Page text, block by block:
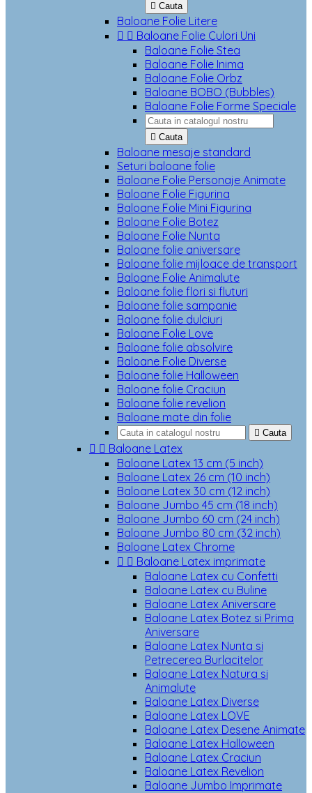
 Cauta
Baloane Folie Litere
  Baloane Folie Culori Uni
Baloane Folie Stea
Baloane Folie Inima
Baloane Folie Orbz
Baloane BOBO (Bubbles)
Baloane Folie Forme Speciale
 Cauta
Baloane mesaje standard
Seturi baloane folie
Baloane Folie Personaje Animate
Baloane Folie Figurina
Baloane Folie Mini Figurina
Baloane Folie Botez
Baloane Folie Nunta
Baloane folie aniversare
Baloane folie mijloace de transport
Baloane Folie Animalute
Baloane folie flori si fluturi
Baloane folie sampanie
Baloane folie dulciuri
Baloane Folie Love
Baloane folie absolvire
Baloane Folie Diverse
Baloane folie Halloween
Baloane folie Craciun
Baloane folie revelion
Baloane mate din folie
 Cauta
  Baloane Latex
Baloane Latex 13 cm (5 inch)
Baloane Latex 26 cm (10 inch)
Baloane Latex 30 cm (12 inch)
Baloane Jumbo 45 cm (18 inch)
Baloane Jumbo 60 cm (24 inch)
Baloane Jumbo 80 cm (32 inch)
Baloane Latex Chrome
  Baloane Latex imprimate
Baloane Latex cu Confetti
Baloane Latex cu Buline
Baloane Latex Aniversare
Baloane Latex Botez si Prima
Aniversare
Baloane Latex Nunta si
Petrecerea Burlacitelor
Baloane Latex Natura si
Animalute
Baloane Latex Diverse
Baloane Latex LOVE
Baloane Latex Desene Animate
Baloane Latex Halloween
Baloane Latex Craciun
Baloane Latex Revelion
Baloane Jumbo Imprimate